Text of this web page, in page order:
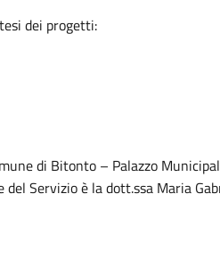
dei progetti:
di Bitonto – Palazzo
Servizio è la dott.ssa Maria